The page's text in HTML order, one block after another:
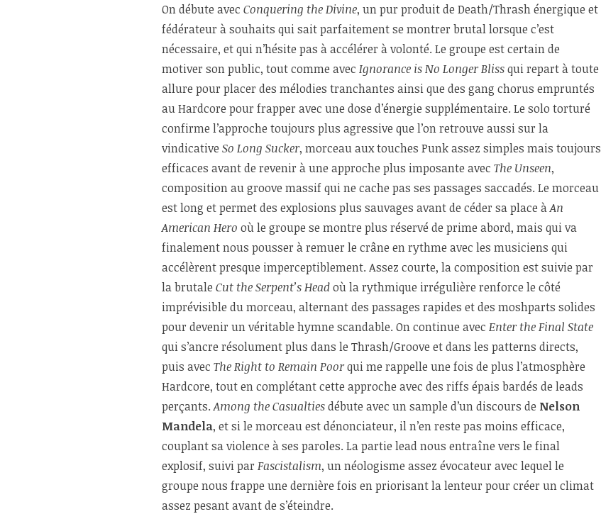
On débute avec Conquering the Divine, un pur produit de Death/Thrash énergique et
fédérateur à souhaits qui sait parfaitement se montrer brutal lorsque c’est
nécessaire, et qui n’hésite pas à accélérer à volonté. Le groupe est certain de
motiver son public, tout comme avec Ignorance is No Longer Blissqui repart à toute
allure pour placer des mélodies tranchantes ainsi que des gang chorus empruntés
au Hardcore pour frapper avec une dose d’énergie supplémentaire. Le solo torturé
confirme l’approche toujours plus agressive que l’on retrouve aussi sur la
vindicative So Long Sucker, morceau aux touches Punk assez simples mais toujours
efficaces avant de revenir à une approche plus imposante avec The Unseen,
composition au groove massif qui ne cache pas ses passages saccadés. Le morceau
est long et permet des explosions plus sauvages avant de céder sa place àAn
American Hero où le groupe se montre plus réservé de prime abord, mais qui va
finalement nous pousser à remuer le crâne en rythme avec les musiciens qui
accélèrent presque imperceptiblement. Assez courte, la composition est suivie par
la brutale Cut the Serpent’s Headoù la rythmique irrégulière renforce le côté
imprévisible du morceau, alternant des passages rapides et des moshparts solides
pour devenir un véritable hymne scandable. On continue avec Enter the Final State
qui s’ancre résolument plus dans le Thrash/Groove et dans les patterns directs,
puis avec The Right to Remain Poorqui me rappelle une fois de plus l’atmosphère
Hardcore, tout en complétant cette approche avec des riffs épais bardés de leads
perçants.Among the Casualtiesdébute avec un sample d’un discours de Nelson
Mandela, et si le morceau est dénonciateur, il n’en reste pas moins efficace,
couplant sa violence à ses paroles. La partie lead nous entraîne vers le final
explosif, suivi par Fascistalism, un néologisme assez évocateur avec lequel le
groupe nous frappe une dernière fois en priorisant la lenteur pour créer un climat
assez pesant avant de s’éteindre.